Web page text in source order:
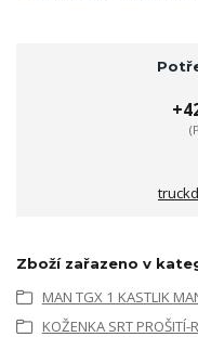
Zboží zařazeno v
MAN TGX 1 KASTLIK
KOŽENKA SRT PROŠITÍ-